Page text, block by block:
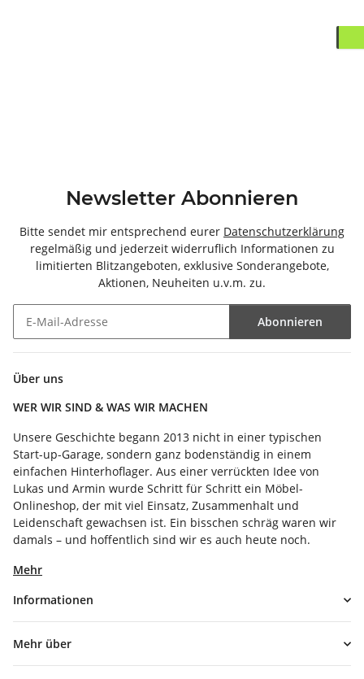
Newsletter Abonnieren
Bitte sendet mir entsprechend eurer Datenschutzerklärung
regelmäßig und jederzeit widerruflich Informationen zu
limitierten Blitzangeboten, exklusive Sonderangebote,
Aktionen, Neuheiten u.v.m. zu.
Abonnieren
Über uns
WER WIR SIND & WAS WIR MACHEN
Unsere Geschichte begann 2013 nicht in einer typischen
Start-up-Garage, sondern ganz bodenständig in einem
einfachen Hinterhoflager. Aus einer verrückten Idee von
Lukas und Armin wurde Schritt für Schritt ein Möbel-
Onlineshop, der mit viel Einsatz, Zusammenhalt und
Leidenschaft gewachsen ist. Ein bisschen schräg waren wir
damals – und hoffentlich sind wir es auch heute noch.
Mehr
Informationen
Mehr über